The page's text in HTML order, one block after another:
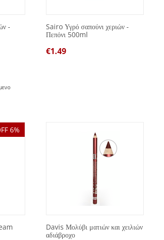
-
Sairo Υγρό σαπούνι χεριών -
Πεπόνι 500ml
€1.49
6%
Davis Μολύβι ματιών και χειλιών
αδιάβροχο